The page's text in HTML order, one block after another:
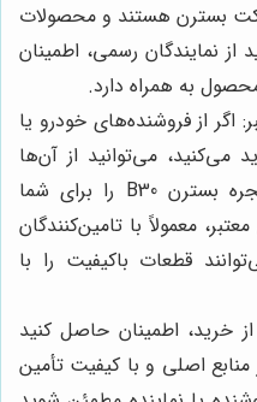
بسترن هستند و محصولات
نمایندگان رسمی، اطمینان
به همراه دارد.
اگر از فروشنده‌های خودرو یا
می‌کنید، می‌توانید از آن‌ها
بسترن B30
را برای شما
معمولاً با تامین‌کنندگان
قطعات باکیفیت را با
خرید، اطمینان حاصل کنید
منابع اصلی و با کیفیت تأمین